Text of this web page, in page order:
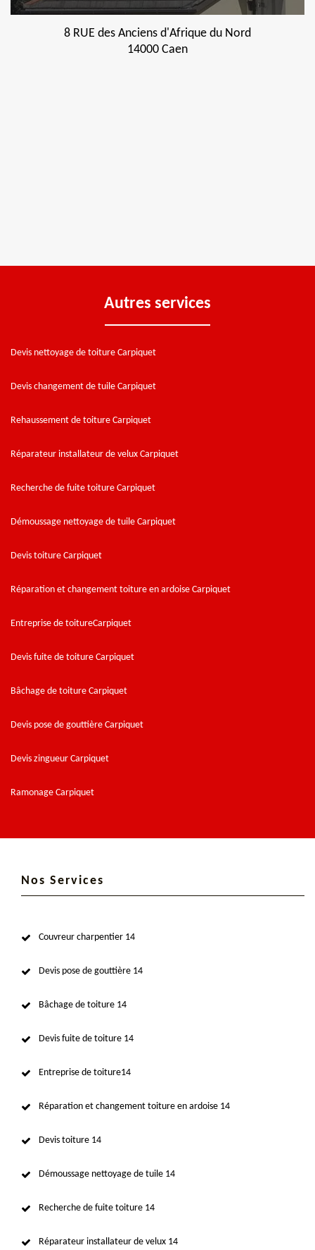
8 RUE des Anciens d'Afrique du Nord
14000 Caen
Autres services
Devis nettoyage de toiture Carpiquet
Devis changement de tuile Carpiquet
Rehaussement de toiture Carpiquet
Réparateur installateur de velux Carpiquet
Recherche de fuite toiture Carpiquet
Démoussage nettoyage de tuile Carpiquet
Devis toiture Carpiquet
Réparation et changement toiture en ardoise Carpiquet
Entreprise de toitureCarpiquet
Devis fuite de toiture Carpiquet
Bâchage de toiture Carpiquet
Devis pose de gouttière Carpiquet
Devis zingueur Carpiquet
Ramonage Carpiquet
Nos Services
Couvreur charpentier 14
Devis pose de gouttière 14
Bâchage de toiture 14
Devis fuite de toiture 14
Entreprise de toiture14
Réparation et changement toiture en ardoise 14
Devis toiture 14
Démoussage nettoyage de tuile 14
Recherche de fuite toiture 14
Réparateur installateur de velux 14